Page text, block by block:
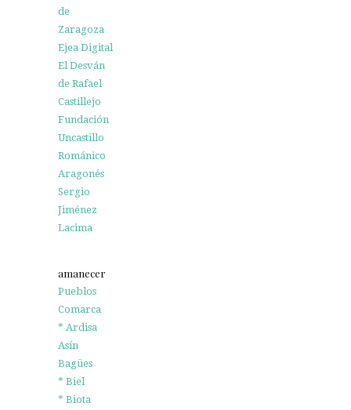
de
Zaragoza
Ejea Digital
El Desván
de Rafael
Castillejo
Fundación
Uncastillo
Románico
Aragonés
Sergio
Jiménez
Lacima
amanecer
Pueblos
Comarca
* Ardisa
Asín
Bagües
* Biel
* Biota